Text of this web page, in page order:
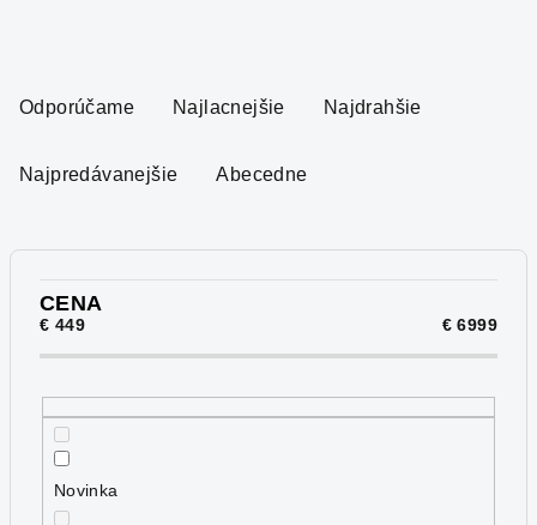
Odporúčame Najlacnejšie Najdrahšie
Najpredávanejšie Abecedne
CENA
€ 449 €6999
Novinka